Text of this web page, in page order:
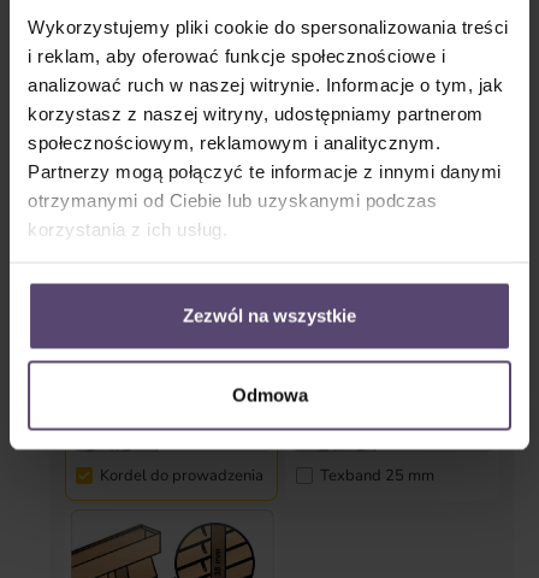
Wykorzystujemy pliki cookie do spersonalizowania treści
i reklam, aby oferować funkcje społecznościowe i
analizować ruch w naszej witrynie. Informacje o tym, jak
korzystasz z naszej witryny, udostępniamy partnerom
społecznościowym, reklamowym i analitycznym.
Partnerzy mogą połączyć te informacje z innymi danymi
otrzymanymi od Ciebie lub uzyskanymi podczas
korzystania z ich usług.
Zezwól na wszystkie
Odmowa
Prowadzenie boczne (zabezpieczenie przed
kołysaniem)
Kordel do prowadzenia Texband 25 mm